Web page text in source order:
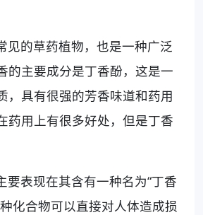
见的草药植物，也是一种广泛
的主要成分是丁香酚，这是一
，具有很强的芳香味道和药用
药用上有很多好处，但是丁香
要表现在其含有一种名为“丁香
化合物可以直接对人体造成损